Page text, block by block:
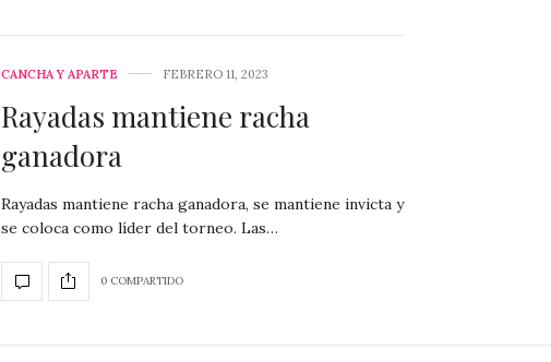
CANCHA Y APARTE FEBRERO 11, 2023
Rayadas mantiene racha
ganadora
Rayadas mantiene racha ganadora, se mantiene invicta y
se coloca como líder del torneo. Las…
0 COMPARTIDO